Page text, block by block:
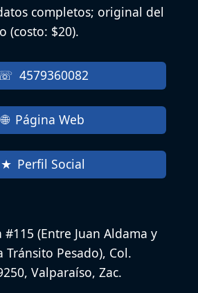
completos; original del
(costo: $20).
4579360082
Página Web
Perfil Social
#115 (Entre Juan Aldama y
Tránsito Pesado), Col.
Valparaíso, Zac.